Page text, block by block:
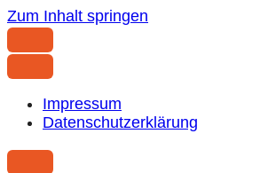
Zum Inhalt springen
Impressum
Datenschutzerklärung